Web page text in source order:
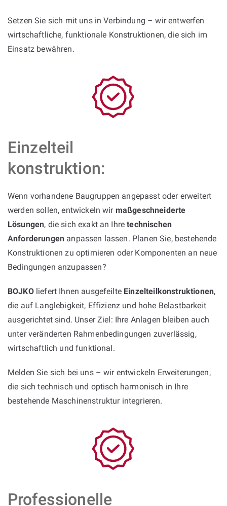
Setzen Sie sich mit uns in Verbindung – wir entwerfen
wirtschaftliche, funktionale Konstruktionen, die sich im
Einsatz bewähren.
Einzelteil
konstruktion:
Wenn vorhandene Baugruppen angepasst oder erweitert
werden sollen, entwickeln wir maßgeschneiderte
Lösungen, die sich exakt an Ihretechnischen
Anforderungen anpassen lassen. Planen Sie, bestehende
Konstruktionen zu optimieren oder Komponenten an neue
Bedingungen anzupassen?
BOJKOliefert Ihnen ausgefeilte Einzelteilkonstruktionen,
die auf Langlebigkeit, Effizienz und hohe Belastbarkeit
ausgerichtet sind. Unser Ziel: Ihre Anlagen bleiben auch
unter veränderten Rahmenbedingungen zuverlässig,
wirtschaftlich und funktional.
Melden Sie sich bei uns – wir entwickeln Erweiterungen,
die sich technisch und optisch harmonisch in Ihre
bestehende Maschinenstruktur integrieren.
Professionelle